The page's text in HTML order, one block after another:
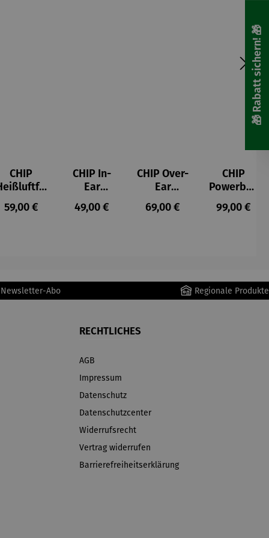
CHIP
tteuse
Regulärer Preis:
59,00 €
CHIP In-
Ear
Kopfhörer
Schwarz
Regulärer Preis:
49,00 €
CHIP Over-
Ear
Kopfhörer
Regulärer Preis:
69,00 €
CHIP
Powerban
k
Regulärer
99,00 €
Abo Regionale Produkte
RECHTLICHES
AGB
Impressum
Datenschutz
Datenschutzcenter
Widerrufsrecht
Vertrag widerrufen
Barrierefreiheitserklärung
🎁 Rabatt sichern! 🎁